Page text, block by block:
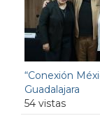
“Conexión
Guadalajara
54 vistas